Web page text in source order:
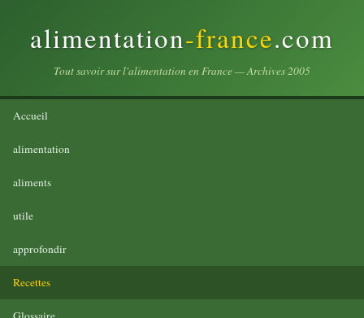
alimentation-france.com
Tout savoir sur l'alimentation en France — Archives 2005
Accueil
alimentation
aliments
utile
approfondir
Recettes